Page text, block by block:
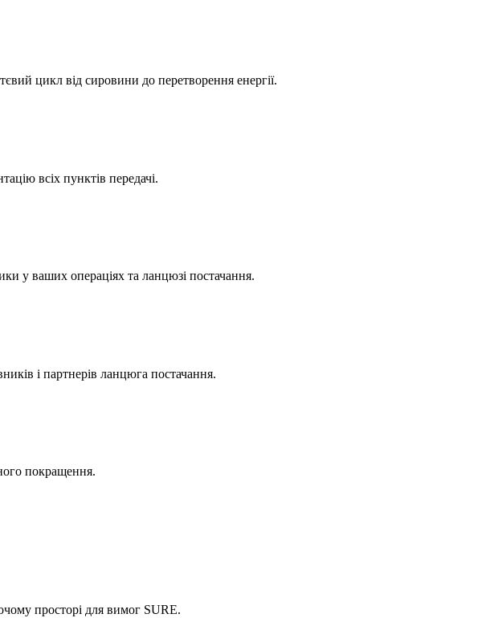
цикл від сировини до перетворення енергії.
всіх пунктів передачі.
у ваших операціях та ланцюзі постачання.
і партнерів ланцюга постачання.
покращення.
просторі для вимог SURE.